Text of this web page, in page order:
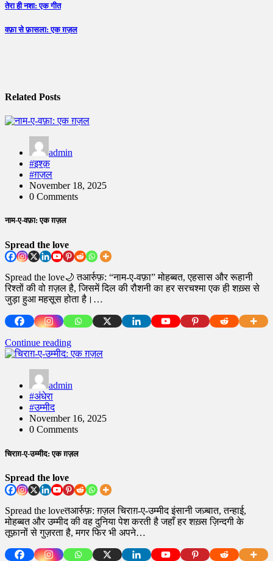
Post
navigation
तेरा ही नशा: एक गीत
वफ़ा से फ़ासला: एक ग़ज़ल
Related Posts
admin
#इश्क़
#ग़ज़ल
November 18, 2025
0 Comments
नाम-ए-वफ़ा: एक ग़ज़ल
Spread the love
Spread the love🌙 तआर्रुफ़: “नाम-ए-वफ़ा” मोहब्बत, एहसास और रूहानी
रिश्तों की वो ग़ज़ल है, जिसमें दिल की रौशनी का हर सरचश्मा एक ही शख़्स से
जुड़ा हुआ महसूस होता है।…
Continue reading
admin
#अंधेरा
#उम्मीद
November 16, 2025
0 Comments
चिराग़-ए-उम्मीद: एक ग़ज़ल
Spread the love
Spread the loveतआर्रुफ़: ग़ज़ल चिराग़-ए-उम्मीद इंसानी जज़्बात, तन्हाई,
मोहब्बत और उम्मीद की वह दुनिया पेश करती है जहाँ हर शख़्स ज़िन्दगी के
तूफ़ानों से गुज़रता है, मगर फिर भी अपने…